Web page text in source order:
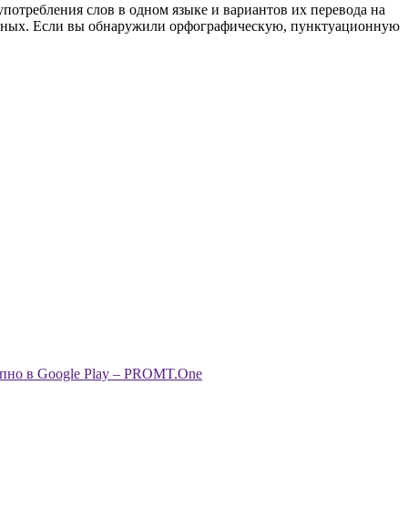
слов в одном языке и вариантов их перевода на
Если вы обнаружили орфографическую, пунктуационную